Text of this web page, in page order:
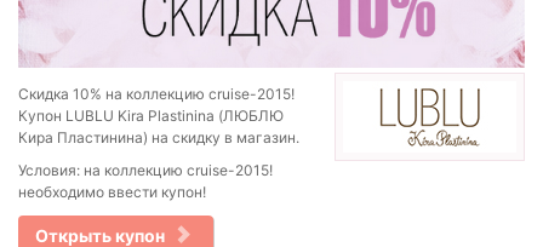
Скидка 10% на коллекцию cruise-2015!
Купон LUBLU Kira Plastinina (ЛЮБЛЮ
Кира Пластинина) на скидку в магазин.
Условия: на коллекцию cruise-2015!
необходимо ввести купон!
Открыть купон